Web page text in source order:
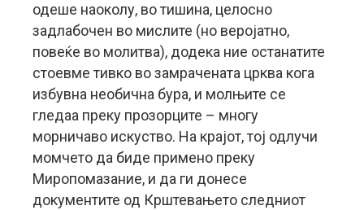
одеше наоколу, во тишина, целосно
задлабочен во мислите (но веројатно,
повеќе во молитва), додека ние останатите
стоевме тивко во замрачената црква кога
избувна необична бура, и молњите се
гледаа преку прозорците – многу
морничаво искуство. На крајот, тој одлучи
момчето да биде примено преку
Миропомазание, и да ги донесе
документите од Крштевањето следниот